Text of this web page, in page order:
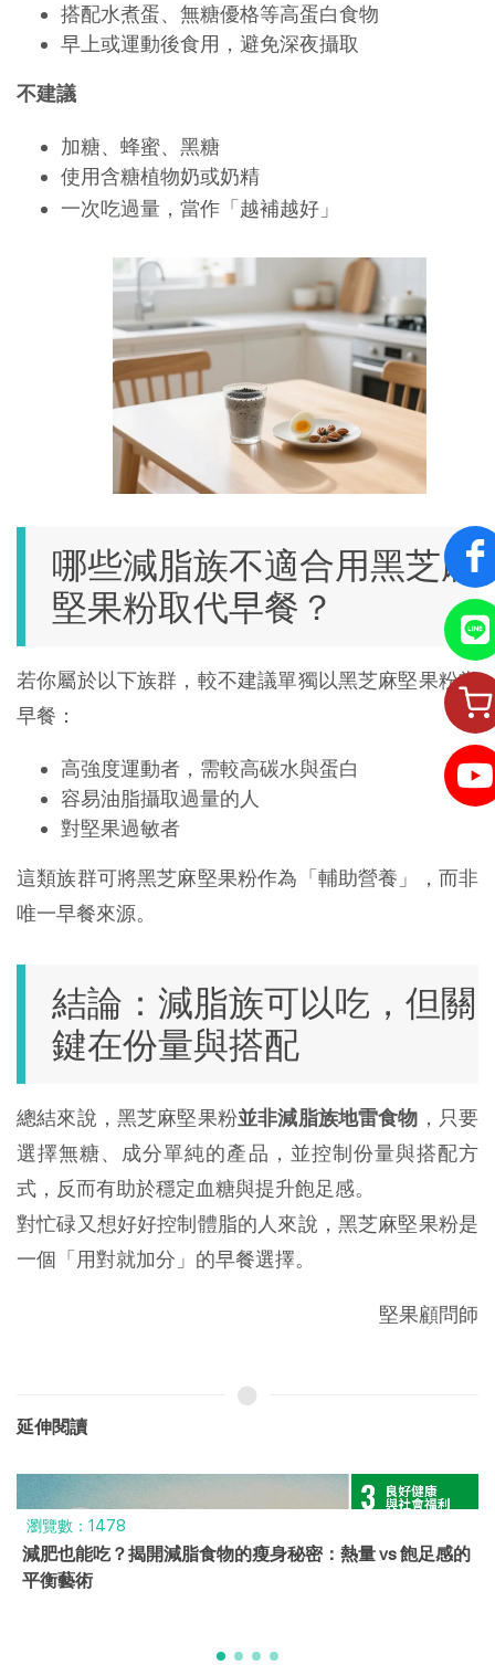
搭配水煮蛋、無糖優格等高蛋白食物
早上或運動後食用，避免深夜攝取
不建議
加糖、蜂蜜、黑糖
使用含糖植物奶或奶精
一次吃過量，當作「越補越好」
哪些減脂族不適合用黑芝麻
堅果粉取代早餐？
若你屬於以下族群，較不建議單獨以黑芝麻堅果粉當
早餐：
高強度運動者，需較高碳水與蛋白
容易油脂攝取過量的人
對堅果過敏者
這類族群可將黑芝麻堅果粉作為「輔助營養」，而非
唯一早餐來源。
結論：減脂族可以吃，但關
鍵在份量與搭配
總結來說，黑芝麻堅果粉並非減脂族地雷食物 ，只要
選擇無糖、成分單純的產品，並控制份量與搭配方
式，反而有助於穩定血糖與提升飽足感。
對忙碌又想好好控制體脂的人來說，黑芝麻堅果粉是
一個「用對就加分」的早餐選擇。
堅果顧問師
延伸閱讀
瀏覽數：1478
減肥也能吃？揭開減脂食物的瘦身秘密：熱量 vs 飽足感的
平衡藝術